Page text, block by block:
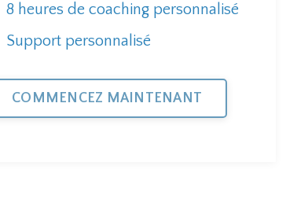
8 heures de coaching personnalisé
Support personnalisé
COMMENCEZ MAINTENANT